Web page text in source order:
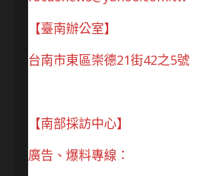
【臺南辦公室】
台南市東區崇德21街42之5號
【南部採訪中心】
廣告、爆料專線：